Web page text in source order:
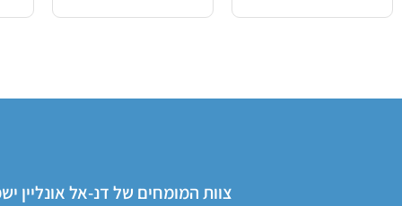
צוות המומחים של דנ-אל אונליין